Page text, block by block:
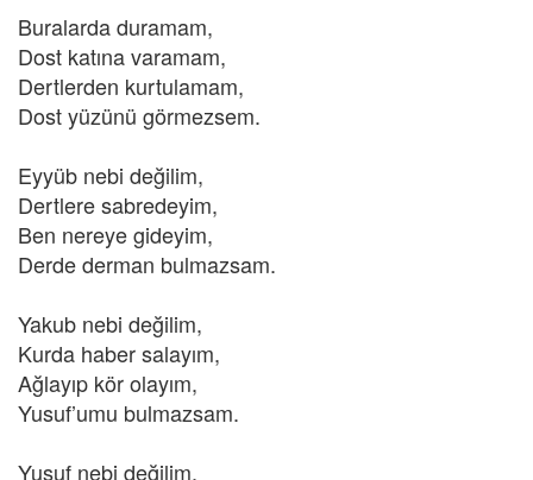
Buralarda duramam,
Dost katına varamam,
Dertlerden kurtulamam,
Dost yüzünü görmezsem.
Eyyüb nebi değilim,
Dertlere sabredeyim,
Ben nereye gideyim,
Derde derman bulmazsam.
Yakub nebi değilim,
Kurda haber salayım,
Ağlayıp kör olayım,
Yusuf’umu bulmazsam.
Yusuf nebi değilim,